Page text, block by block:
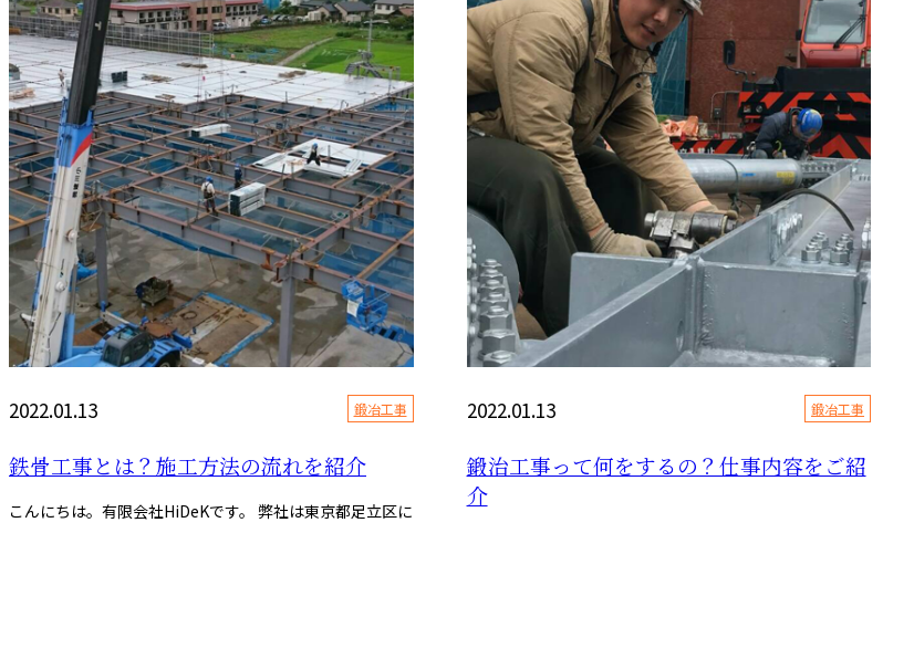
こんにちは。有限会社HiDeKです。 弊社は東京都足立区に
拠点を構え、鍛治工事、鉄骨工事、鳶工事一式を手掛けて
おります。 「鉄骨工...
こんにちは。有限会社HiDeKです。 弊社は東京都足立区に
拠点を構え、鍛治工事、鉄骨工事、鳶工事一式を関東一円
にて手掛けております...
2022.01.13 鍛冶工事
鉄骨工事とは？施工方法の流れを紹介
こんにちは。有限会社HiDeKです。 弊社は東京都足立区に
2022.01.13 鍛冶工事
鍛治工事って何をするの？仕事内容をご紹
介